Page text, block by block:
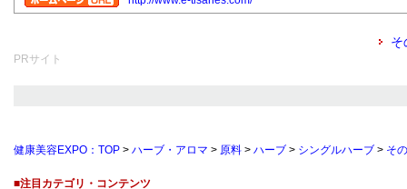
そ
PRサイト
健康美容EXPO：TOP > ハーブ・アロマ > 原料 > ハーブ > シングルハーブ > そ
■注目カテゴリ・コンテンツ